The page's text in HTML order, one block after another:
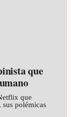
que
que
sus polémicas